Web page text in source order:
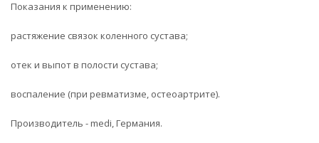
Показания к применению:
растяжение связок коленного сустава;
отек и выпот в полости сустава;
воспаление (при ревматизме, остеоартрите).
Производитель - medi, Германия.